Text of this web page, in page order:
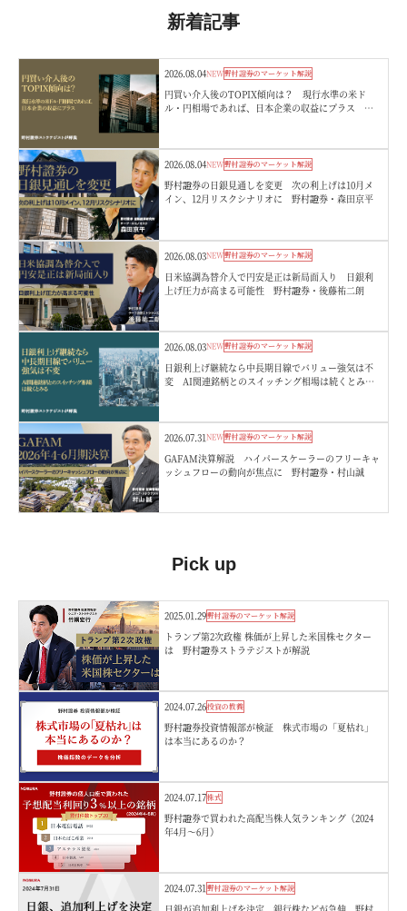
新着記事
2026.08.04NEW野村證券のマーケット解説
円買い介入後のTOPIX傾向は？ 現行水準の米ド
ル・円相場であれば、日本企業の収益にプラス 野
2026.08.04NEW野村證券のマーケット解説
野村證券の日銀見通しを変更 次の利上げは10月メ
イン、12月リスクシナリオに 野村證券・森田京平
2026.08.03NEW野村證券のマーケット解説
日米協調為替介入で円安是正は新局面入り 日銀利
上げ圧力が高まる可能性 野村證券・後藤祐二朗
2026.08.03NEW野村證券のマーケット解説
日銀利上げ継続なら中長期目線でバリュー強気は不
変 AI関連銘柄とのスイッチング相場は続くとみ
2026.07.31NEW野村證券のマーケット解説
GAFAM決算解説 ハイパースケーラーのフリーキャ
ッシュフローの動向が焦点に 野村證券・村山誠
Pick up
2025.01.29野村證券のマーケット解説
トランプ第2次政権 株価が上昇した米国株セクター
は 野村證券ストラテジストが解説
2024.07.26投資の教養
野村證券投資情報部が検証 株式市場の「夏枯れ」
は本当にあるのか？
2024.07.17株式
野村證券で買われた高配当株人気ランキング（2024
年4月～6月）
2024.07.31野村證券のマーケット解説